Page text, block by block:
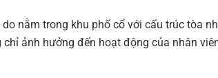
do nằm trong khu phố cổ với cấu trúc tòa
chỉ ảnh hưởng đến hoạt động của nhân